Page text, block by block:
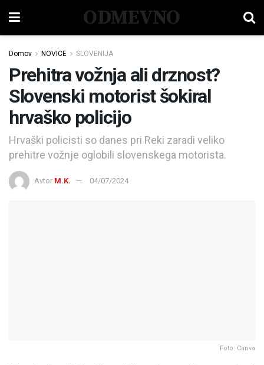
ODMEVNO
Domov NOVICE SLOVENIJA
Prehitra vožnja ali drznost?
Slovenski motorist šokiral
hrvaško policijo
Hrvaški policisti so danes pri Reki zaradi veliko
prehitre vožnje oglobili slovenskega motorista.
Avtor M.K. 04/07/2024
Foto: Canva